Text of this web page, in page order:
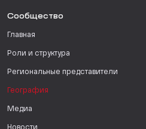
Сообщество
Главная
Роли и структура
Региональные представители
География
Медиа